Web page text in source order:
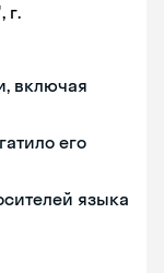
г.
включая
его
языка